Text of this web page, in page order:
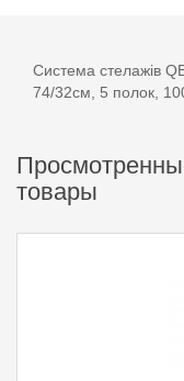
Система стелажів
74/32см, 5 полок,
товары